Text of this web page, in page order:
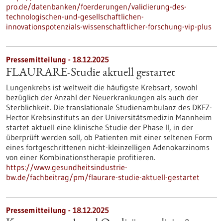
pro.de/datenbanken/foerderungen/validierung-des-
technologischen-und-gesellschaftlichen-
innovationspotenzials-wissenschaftlicher-forschung-vip-plus
Pressemitteilung - 18.12.2025
FLAURARE-Studie aktuell gestartet
Lungenkrebs ist weltweit die häufigste Krebsart, sowohl
bezüglich der Anzahl der Neuerkrankungen als auch der
Sterblichkeit. Die translationale Studienambulanz des DKFZ-
Hector Krebsinstituts an der Universitätsmedizin Mannheim
startet aktuell eine klinische Studie der Phase II, in der
überprüft werden soll, ob Patienten mit einer seltenen Form
eines fortgeschrittenen nicht-kleinzelligen Adenokarzinoms
von einer Kombinationstherapie profitieren.
https://www.gesundheitsindustrie-
bw.de/fachbeitrag/pm/flaurare-studie-aktuell-gestartet
Pressemitteilung - 18.12.2025